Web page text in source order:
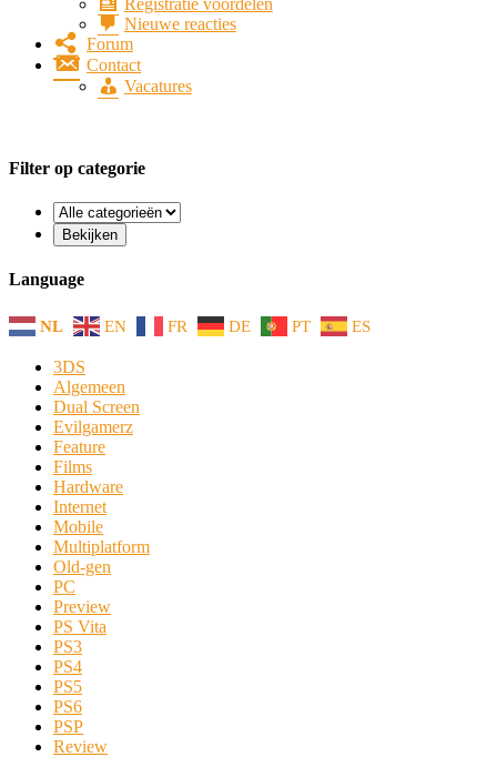
Registratie voordelen
Nieuwe reacties
Forum
Contact
Vacatures
Filter op categorie
Language
NL EN FR DE PT ES
3DS
Algemeen
Dual Screen
Evilgamerz
Feature
Films
Hardware
Internet
Mobile
Multiplatform
Old-gen
PC
Preview
PS Vita
PS3
PS4
PS5
PS6
PSP
Review